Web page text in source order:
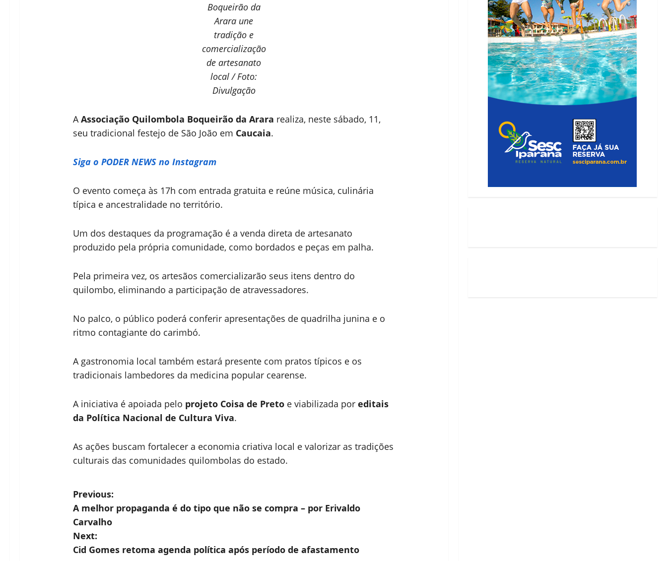
Boqueirão da
Arara une
tradição e
comercialização
de artesanato
local / Foto:
Divulgação
A Associação Quilombola Boqueirão da Arara realiza, neste sábado, 11,
seu tradicional festejo de São João em Caucaia.
Siga o PODER NEWS no Instagram
O evento começa às 17h com entrada gratuita e reúne música, culinária
típica e ancestralidade no território.
Um dos destaques da programação é a venda direta de artesanato
produzido pela própria comunidade, como bordados e peças em palha.
Pela primeira vez, os artesãos comercializarão seus itens dentro do
quilombo, eliminando a participação de atravessadores.
No palco, o público poderá conferir apresentações de quadrilha junina e o
ritmo contagiante do carimbó.
A gastronomia local também estará presente com pratos típicos e os
tradicionais lambedores da medicina popular cearense.
A iniciativa é apoiada pelo projeto Coisa de Pretoe viabilizada por editais
da Política Nacional de Cultura Viva.
As ações buscam fortalecer a economia criativa local e valorizar as tradições
culturais das comunidades quilombolas do estado.
P
o
s
Previous:
A melhor propaganda é do tipo que não se compra – por Erivaldo
Carvalho
Next:
Cid Gomes retoma agenda política após período de afastamento